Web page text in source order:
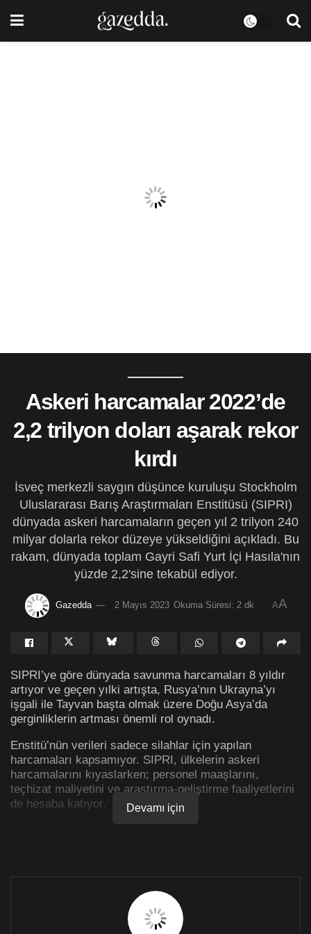
Askeri harcamalar 2022’de
2,2 trilyon doları aşarak rekor
kırdı
İsveç merkezli saygın düşünce kuruluşu Stockholm
Uluslararası Barış Araştırmaları Enstitüsü (SIPRI)
dünyada askeri harcamaların geçen yıl 2 trilyon 240
milyar dolarla rekor düzeye yükseldiğini açıkladı. Bu
rakam, dünyada toplam Gayri Safi Yurt İçi Hasıla'nın
yüzde 2,2'sine tekabül ediyor.
Gazedda 2 Mayıs 2023 Okuma Süresi: 2 dk AA
SIPRI’ye göre dünyada savunma harcamaları 8 yıldır
artıyor ve geçen yılki artışta, Rusya’nın Ukrayna’yı
işgali ile Tayvan başta olmak üzere Doğu Asya’da
gerginliklerin artması önemli rol oynadı.
Enstitü’nün verileri sadece silahlar için yapılan
harcamaları kapsamıyor. SIPRI, ülkelerin askeri
harcamalarını kıyaslarken; personel maaşlarını,
teçhizat maliyetini ve araştırma-geliştirme faaliyetlerini
de hesaba katıyor.
Çin yüzde 13’le ikinci, Rusya yüzde 3,9’la üçüncü
Devamı için